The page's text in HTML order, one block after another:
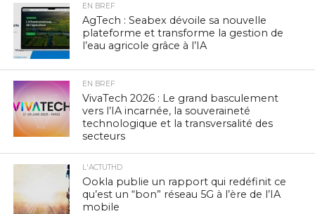
EN BREF
AgTech : Seabex dévoile sa nouvelle
plateforme et transforme la gestion de
l’eau agricole grâce à l’IA
EN BREF
VivaTech 2026 : Le grand basculement
vers l’IA incarnée, la souveraineté
technologique et la transversalité des
secteurs
L'ACTUTHD
Ookla publie un rapport qui redéfinit ce
qu’est un “bon” réseau 5G à l’ère de l’IA
mobile